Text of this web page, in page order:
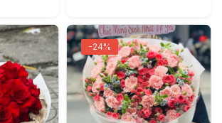
-24%